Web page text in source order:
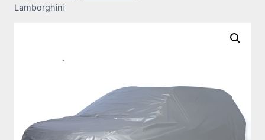
Lamborghini